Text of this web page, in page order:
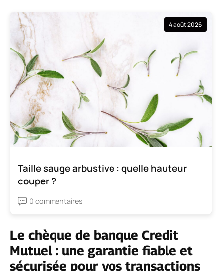
4 août 2026
Taille sauge arbustive : quelle hauteur
couper ?
0 commentaires
Le chèque de banque Credit
Mutuel : une garantie fiable et
sécurisée pour vos transactions